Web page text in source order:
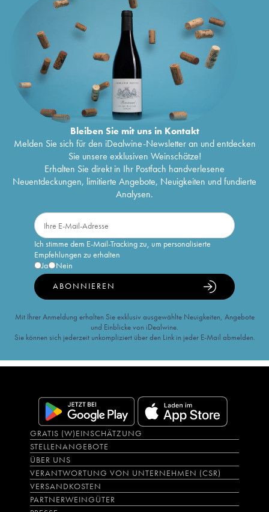
Bleiben Sie mit uns in Kontakt
Melden Sie sich für den iDealwine-Newsletter an und entdecken
Sie unsere exklusiven Weinschätze!
Erhalten Sie direkt in Ihr Postfach handverlesene
Neuentdeckungen, limitierte Angebote, Neuigkeiten und fundierte
Analysen.
Ich stimme dem E-Mail-Tracking zu, um personalisierte
Empfehlungen zu erhalten
Ja
Nein
ABONNIEREN
Mit Ihrer Anmeldung erhalten Sie exklusiv ausgewählte Neuigkeiten, Angebote
und Einblicke von iDealwine.
Sie können sich jederzeit unkompliziert über den Link in jeder E-Mail abmelden.
GRATIS (W)EINSCHÄTZUNG
STELLENANGEBOTE
ÜBER UNS
VERANTWORTUNG VON UNTERNEHMEN (CSR)
VERSANDKOSTEN
PARTNERWEINGÜTER